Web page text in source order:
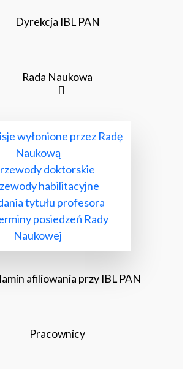
Dyrekcja IBL PAN
Rada Naukowa
wyłonione przez Radę
Naukową
doktorskie
habilitacyjne
tytułu profesora
posiedzeń Rady
Naukowej
afiliowania przy IBL PAN
Pracownicy